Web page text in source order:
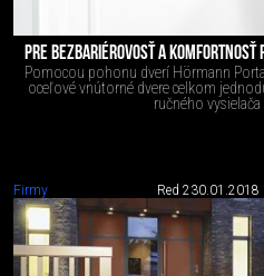
PRE BEZBARIÉROVOSŤ A
Pomocou pohonu dverí Hörmann
oceľové vnútorné dvere celkom
ručného vysielača
Firmy Red 2 30.01.2018